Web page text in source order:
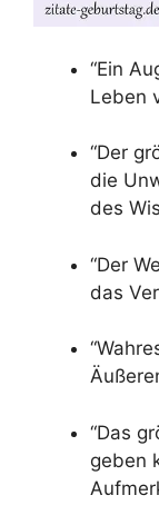
“Ein
Leben
“Der
die
des
“Der
das
“Das
geben